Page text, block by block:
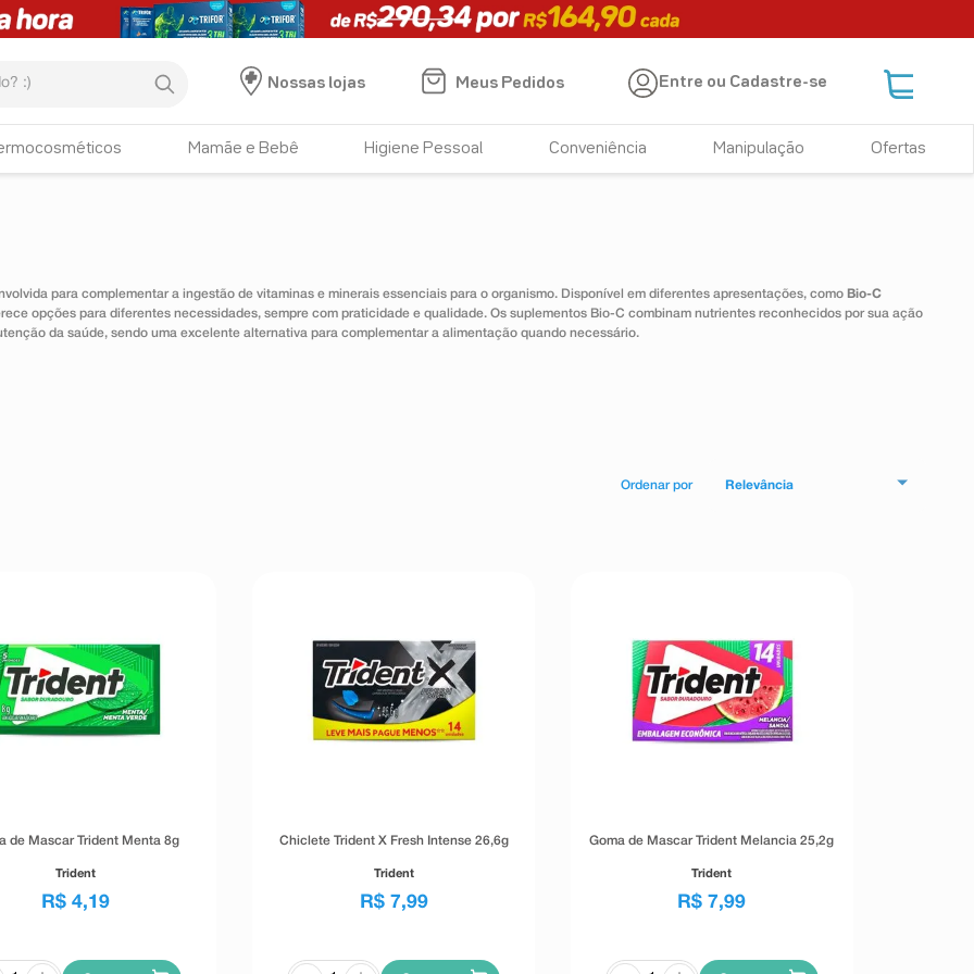
Nossas lojas
Meus Pedidos Entre ou Cadastre-se
Mamãe e Bebê Higiene Pessoal Conveniência Manipulação Ofertas
para complementar a ingestão de vitaminas e minerais essenciais para o organismo. Disponível em diferentes apresentações, como Bio-C
opções para diferentes necessidades, sempre com praticidade e qualidade. Os suplementos Bio-C combinam nutrientes reconhecidos por sua ação
da saúde, sendo uma excelente alternativa para complementar a alimentação quando necessário.
Relevância
de Mascar Trident Menta 8g
Trident
R$ 4,19
Chiclete Trident X Fresh Intense 26,6g
Trident
R$ 7,99
Goma de Mascar Trident Melancia 25,2g
Trident
R$ 7,99